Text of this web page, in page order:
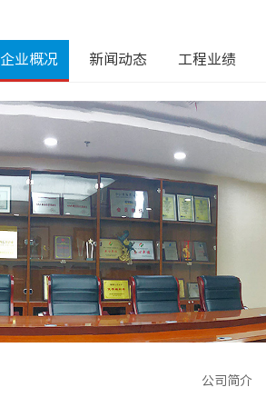
企业概况 新闻动态 工程业绩
公司简介